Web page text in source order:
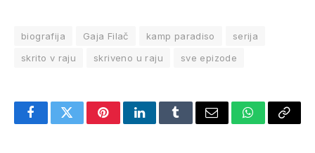
biografija Gaja Filač kamp paradiso
serija
skrito v raju
skriveno u raju sve epizode
FacebookTwitterPinterestLinkedInTumblrEmail WhatsApp
Copy